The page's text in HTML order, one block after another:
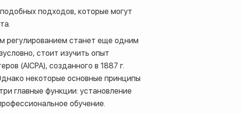
подходов, которые могут
регулированием станет еще одним
стоит изучить опыт
(AICPA), созданного в 1887 г.
некоторые основные принципы
главные функции: установление
обучение.